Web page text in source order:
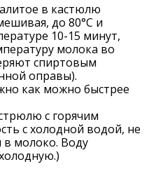
в кастюлю
до 80°С и
10-15 минут,
молока во
спиртовым
оправы).
как можно быстрее
с горячим
с холодной водой, не
в молоко. Воду